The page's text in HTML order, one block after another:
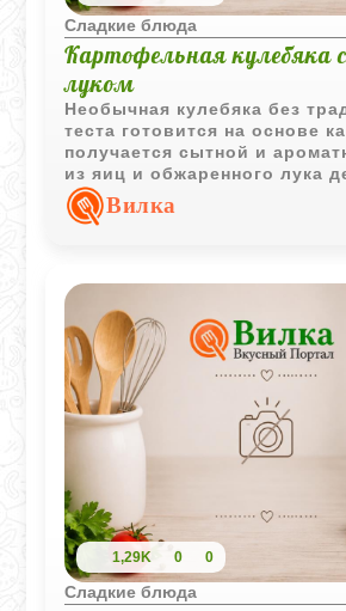
Сладкие блюда
Картофельная кулебяка
луком
Необычная кулебяка без
теста готовится на основе
получается сытной и
из яиц и обжаренного лука
особенно подходящим для
обеда или ужина.
Вилка
1,29K 0 0
Сладкие блюда